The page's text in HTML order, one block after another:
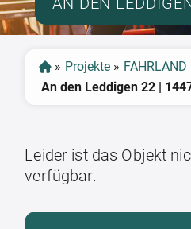
» Projekte » FAHRLAND
An den Leddigen 22 |
Leider ist das Objekt
verfügbar.